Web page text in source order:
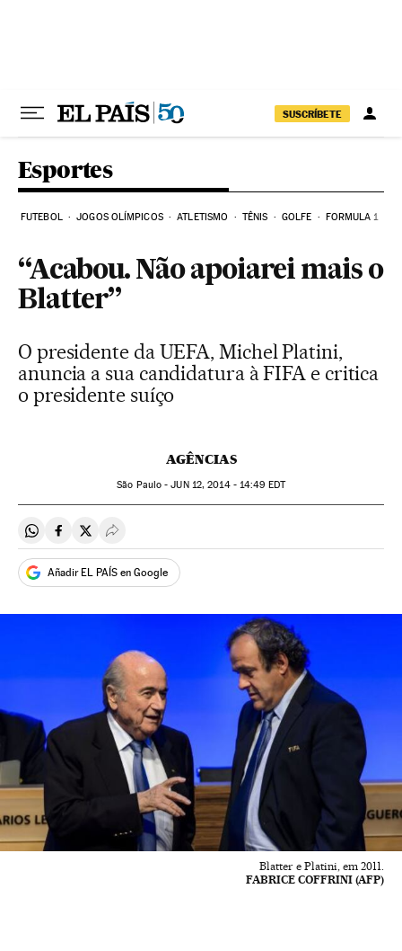
SUSCRÍBETE
Esportes
FUTEBOL JOGOS OLÍMPICOS ATLETISMO TÊNIS GOLFE FORMULA 1
“Acabou. Não apoiarei mais o
Blatter”
O presidente da UEFA, Michel Platini,
anuncia a sua candidatura à FIFA e critica
o presidente suíço
AGÊNCIAS
São Paulo -JUN12, 2014 - 14:49 EDT
Compartir en Whatsapp
Compartir en Facebook
Compartir en Twitter
Desplegar Redes Sociales
Añadir EL PAÍS en Google
Blatter e Platini, em 2011.
FABRICE COFFRINI (AFP)